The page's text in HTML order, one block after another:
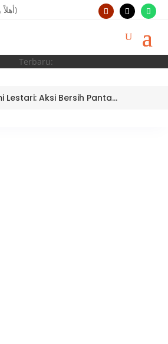
(أهلاً وسهلاً)
Terbaru:
Sampah Dipilah, Bumi Lestari: Aksi Bersih Pantai Ujung Batu oleh Tim Bank Sampah MTsN 3 Kota Padang